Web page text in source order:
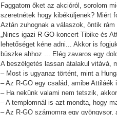
Faggatom őket az akcióról, sorolom
szeretnétek hogy kibéküljenek? Miért
Aztán zuhognak a válaszok, öntik
„Nincs igazi R-GO-koncert Tibike és
lehetőséget kéne adni... Akkor is
büszke ahhoz ... Elég zavaros egy
A beszélgetés lassan átalakul vitává,
– Most is ugyanaz történt, mint a
– Az R-GO egy család, amibe
– Ha nekünk valami nem tetszik,
– A templomnál is azt mondta, hogy
– Az R-GO számomra egy